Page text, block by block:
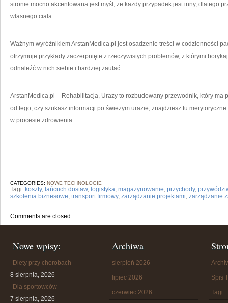
stronie mocno akcentowana jest myśl, że każdy przypadek jest inny, dlatego
własnego ciała.
Ważnym wyróżnikiem ArstanMedica.pl jest osadzenie treści w codzienności
otrzymuje przykłady zaczerpnięte z rzeczywistych problemów, z którymi
odnaleźć w nich siebie i bardziej zaufać.
ArstanMedica.pl – Rehabilitacja, Urazy to rozbudowany przewodnik, który ma
od tego, czy szukasz informacji po świeżym urazie, znajdziesz tu
w procesie zdrowienia.
CATEGORIES: NOWE TECHNOLOGIE
Tagi: koszty, łańcuch dostaw, logistyka, magazynowanie, przychody,
szkolenia biznesowe, transport firmowy, zarządzanie projektami, zarządzanie
Comments are closed.
Nowe wpisy:
Diety przy chorobach
8 sierpnia, 2026
Dla sportowców
7 sierpnia, 2026
Archiwa
sierpień 2026
lipiec 2026
czerwiec 2026
Spis
Tagi